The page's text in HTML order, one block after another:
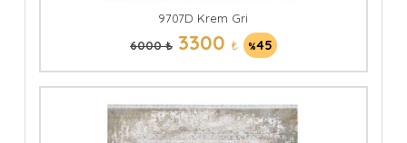
9707D Krem Gri
6000 ₺3300 ₺ %45